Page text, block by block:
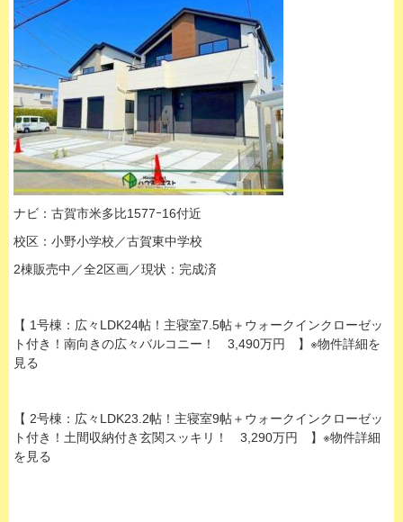
ナビ：古賀市米多比1577ｰ16付近
校区：小野小学校／古賀東中学校
2棟販売中／全2区画／現状：完成済
【 1号棟：広々LDK24帖！主寝室7.5帖＋ウォークインクローゼッ
ト付き！南向きの広々バルコニー！ 3,490万円 】※物件詳細を
見る
【 2号棟：広々LDK23.2帖！主寝室9帖＋ウォークインクローゼッ
ト付き！土間収納付き玄関スッキリ！ 3,290万円 】※物件詳細
を見る